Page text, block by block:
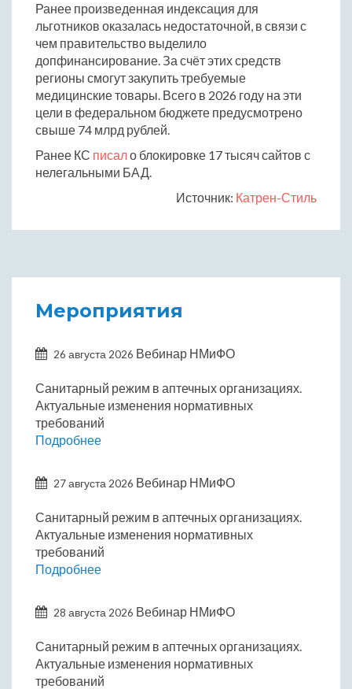
Ранее произведенная индексация для
льготников оказалась недостаточной, в связи с
чем правительство выделило
допфинансирование. За счёт этих средств
регионы смогут закупить требуемые
медицинские товары. Всего в 2026 году на эти
цели в федеральном бюджете предусмотрено
свыше 74 млрд рублей.
Ранее КС писало блокировке 17 тысяч сайтов с
нелегальными БАД.
Источник: Катрен-Стиль
Мероприятия
26 августа 2026 Вебинар НМиФО
Санитарный режим в аптечных организациях.
Актуальные изменения нормативных
требований
Подробнее
27 августа 2026 Вебинар НМиФО
Санитарный режим в аптечных организациях.
Актуальные изменения нормативных
требований
Подробнее
28 августа 2026 Вебинар НМиФО
Санитарный режим в аптечных организациях.
Актуальные изменения нормативных
требований